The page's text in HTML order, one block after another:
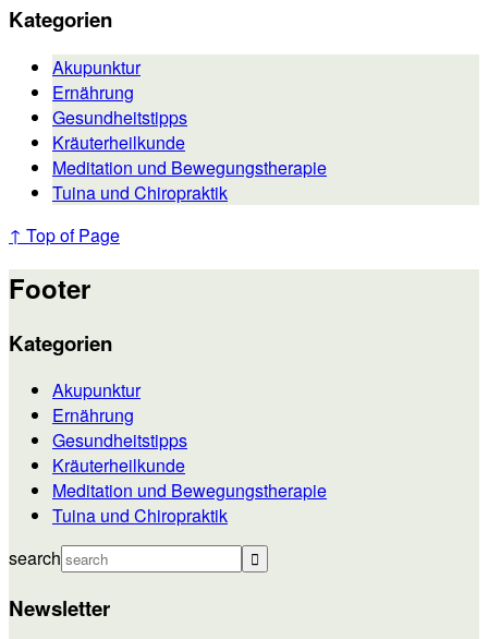
Kategorien
Akupunktur
Ernährung
Gesundheitstipps
Kräuterheilkunde
Meditation und Bewegungstherapie
Tuina und Chiropraktik
↑ Top of Page
Footer
Kategorien
Akupunktur
Ernährung
Gesundheitstipps
Kräuterheilkunde
Meditation und Bewegungstherapie
Tuina und Chiropraktik
search
Newsletter